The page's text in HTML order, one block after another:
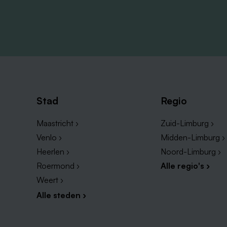
voor vaste uren.
Uiteraard gaan we
en werken we samen naar een
Naast een leuk salaris mag Spring je
kan zijn in de vorm van bijvoorbeeld
Om te zorgen dat privé en werk goed
verlofuren
op basis van een
Stad
Maastricht ›
Venlo ›
Heerlen ›
Roermond ›
Weert ›
Alle steden ›
Regio
Zuid-Limburg ›
Midden-Limburg ›
Noord-Limburg ›
Alle regio's ›